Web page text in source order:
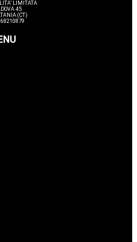
LIMITATA
45
(CT)
unghie